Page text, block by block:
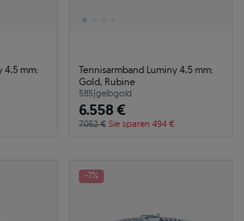
4,5 mm:
Tennisarmband Luminy 4,5 mm:
Gold, Rubine
585|gelbgold
6.558 €
7.052 € Sie sparen 494 €
-7%